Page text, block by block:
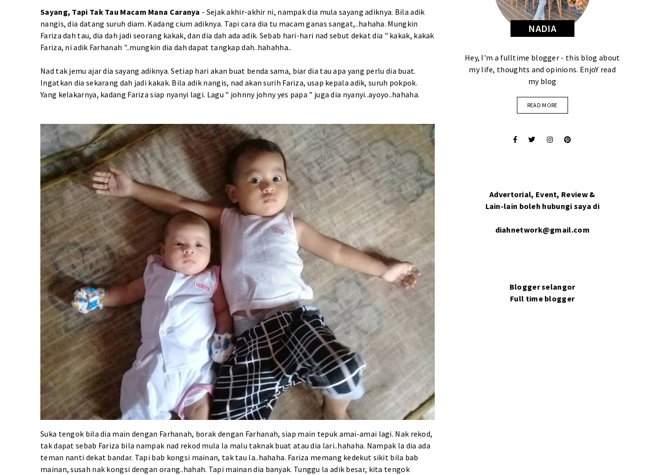
Sayang, Tapi Tak Tau Macam Mana Caranya - Sejak akhir-akhir ni, nampak dia mula sayang adiknya. Bila adik
nangis, dia datang suruh diam. Kadang cium adiknya. Tapi cara dia tu macam ganas sangat,..hahaha. Mungkin
Fariza dah tau, dia dah jadi seorang kakak, dan dia dah ada adik. Sebab hari-hari nad sebut dekat dia " kakak, kakak
Fariza, ni adik Farhanah "..mungkin dia dah dapat tangkap dah..hahahha..
Nad tak jemu ajar dia sayang adiknya. Setiap hari akan buat benda sama, biar dia tau apa yang perlu dia buat.
Ingatkan dia sekarang dah jadi kakak. Bila adik nangis, nad akan surih Fariza, usap kepala adik, suruh pokpok.
Yang kelakarnya, kadang Fariza siap nyanyi lagi. Lagu " johnny johny yes papa " juga dia nyanyi..ayoyo..hahaha.
Suka tengok bila dia main dengan Farhanah, borak dengan Farhanah, siap main tepuk amai-amai lagi. Nak rekod,
tak dapat sebab Fariza bila nampak nad rekod mula la malu taknak buat atau dia lari..hahaha. Nampak la dia ada
teman nanti dekat bandar. Tapi bab kongsi mainan, tak tau la..hahaha. Fariza memang kedekut sikit bila bab
mainan, susah nak kongsi dengan orang..hahah. Tapi mainan dia banyak. Tunggu la adik besar, kita tengok
NADIA
Hey, I'm a fulltime blogger - this blog about
my life, thoughts and opinions. EnjoY read
my blog
READ MORE
Advertorial, Event, Review &
Lain-lain boleh hubungi saya di
diahnetwork@gmail.com
Blogger selangor
Full time blogger